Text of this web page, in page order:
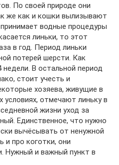
По своей природе они
же как и кошки вылизывают
водные процедуры
линьки, то этот
в год. Период линьки
потерей шерсти. Как
недели. В остальной период
стоит учесть и
хозяева, живущие в
условиях, отмечают линьку в
жизни уход за
Единственное, что нужно
вычёсывать от ненужной
и про коготки, они
Нужный и важный пункт в